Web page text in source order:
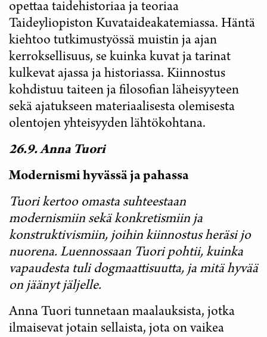
opettaa taidehistoriaa ja teoriaa
Taideyliopiston Kuvataideakatemiassa. Häntä
kiehtoo tutkimustyössä muistin ja ajan
kerroksellisuus, se kuinka kuvat ja tarinat
kulkevat ajassa ja historiassa. Kiinnostus
kohdistuu taiteen ja filosofian läheisyyteen
sekä ajatukseen materiaalisesta olemisesta
olentojen yhteisyyden lähtökohtana.
26.9. Anna Tuori
Modernismi hyvässä ja pahassa
Tuori kertoo omasta suhteestaan
modernismiin sekä konkretismiin ja
konstruktivismiin, joihin kiinnostus heräsi jo
nuorena. Luennossaan Tuori pohtii, kuinka
vapaudesta tuli dogmaattisuutta, ja mitä hyvää
on jäänyt jäljelle.
Anna Tuori tunnetaan maalauksista, jotka
ilmaisevat jotain sellaista, jota on vaikea